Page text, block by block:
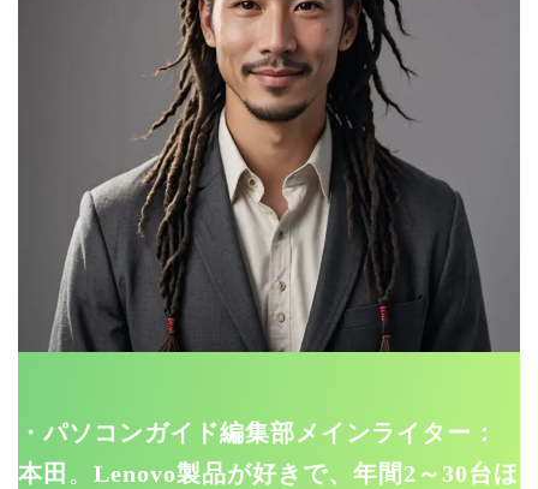
・パソコンガイド編集部メインライター：
本田 。 Lenovo製品が好きで、年間2～30台ほ